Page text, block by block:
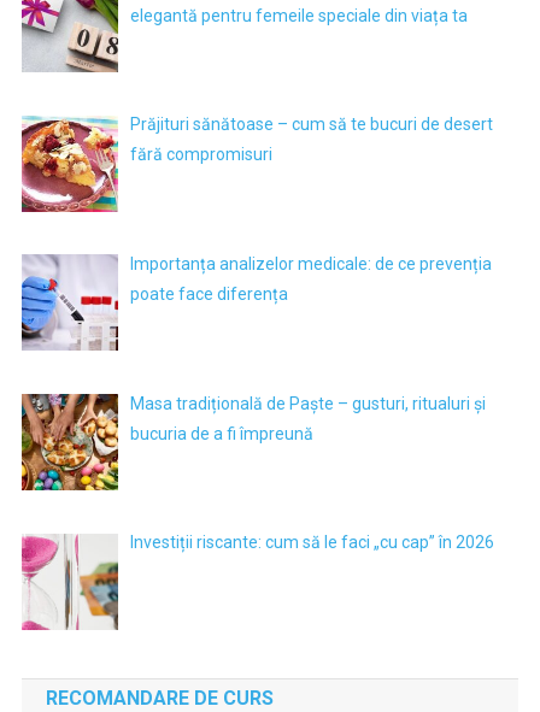
elegantă pentru femeile speciale din viața ta
Prăjituri sănătoase – cum să te bucuri de desert
fără compromisuri
Importanța analizelor medicale: de ce prevenția
poate face diferența
Masa tradițională de Paște – gusturi, ritualuri și
bucuria de a fi împreună
Investiții riscante: cum să le faci „cu cap” în 2026
RECOMANDARE DE CURS